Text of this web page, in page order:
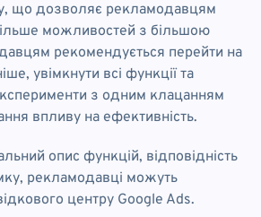
що дозволяє рекламодавцям
можливостей з більшою
рекомендується перейти на
увімкнути всі функції та
з одним клацанням
впливу на ефективність.
опис функцій, відповідність
рекламодавці можуть
центру Google Ads.